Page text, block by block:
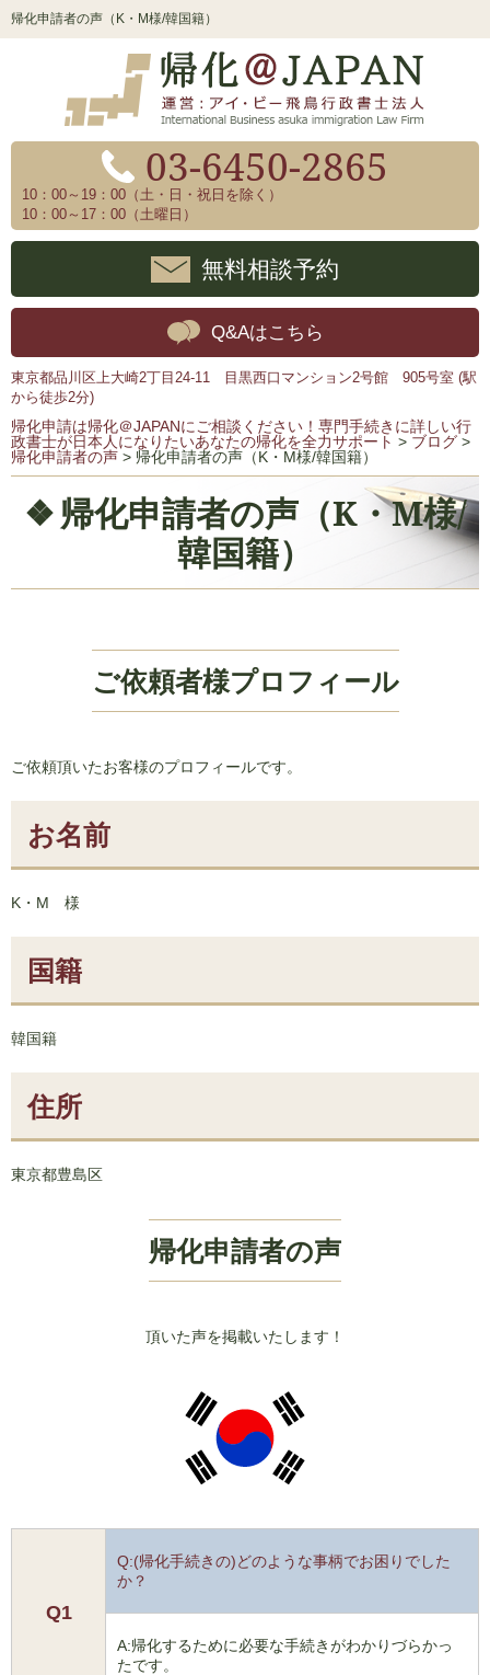
帰化申請者の声（K・M様/韓国籍）
03-6450-2865
10：00～19：00（土・日・祝日を除く）
10：00～17：00（土曜日）
無料相談予約
Q&Aはこちら
東京都品川区上大崎2丁目24-11 目黒西口マンション2号館 905号室 (駅
から徒歩2分)
帰化申請は帰化＠JAPANにご相談ください！専門手続きに詳しい行
政書士が日本人になりたいあなたの帰化を全力サポート > ブログ >
帰化申請者の声 > 帰化申請者の声（K・M様/韓国籍）
帰化申請者の声（K・M様/
韓国籍）
ご依頼者様プロフィール
ご依頼頂いたお客様のプロフィールです。
お名前
K・M 様
国籍
韓国籍
住所
東京都豊島区
帰化申請者の声
頂いた声を掲載いたします！
Q1
Q:(帰化手続きの)どのような事柄でお困りでした
か？
A:帰化するために必要な手続きがわかりづらかっ
たです。